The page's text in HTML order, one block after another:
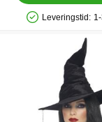
Leveringstid:
Markér